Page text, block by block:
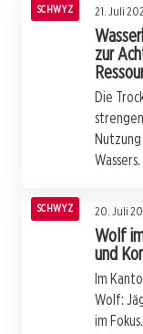
SCHWYZ 21. Juli
zur
Die
Wassers.
SCHWYZ 20. Juli
Wolf
und
Im
Wolf:
im